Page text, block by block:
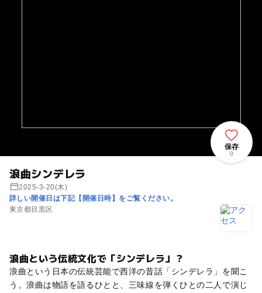
浪曲シンデレラ
2025-3-20(木)
詳しい開催日は下記【開催日時】をご覧ください。
東京都目黒区
保存
0
浪曲という伝統文化で「シンデレラ」？
浪曲という日本の伝統芸能で西洋の昔話「シンデレラ」を聞こ
う。浪曲は物語を語るひとと、三味線を弾くひとの二人で演じ